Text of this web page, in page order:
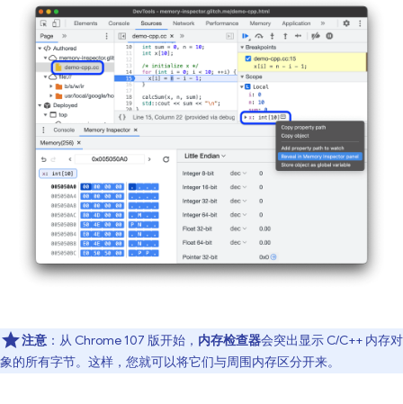
注意 ：从 Chrome 107 版开始， 内存检查器会突出显示 C/C++ 内存对
象的所有字节。这样，您就可以将它们与周围内存区分开来。